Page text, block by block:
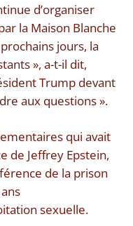
d’organiser
la Maison Blanche
jours, la
», a-t-il dit,
Trump devant
aux questions ».
qui avait
de Jeffrey Epstein,
de la prison
sexuelle.